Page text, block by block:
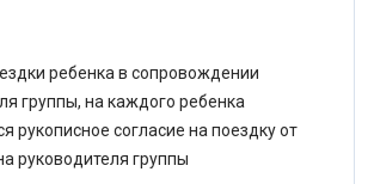
ребенка в сопровождении
группы, на каждого ребенка
рукописное согласие на поездку от
руководителя группы